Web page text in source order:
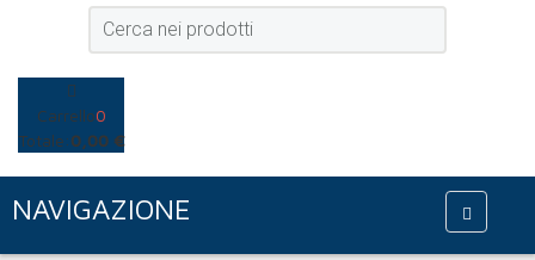
Carrello0
Totale:0,00 €
NAVIGAZIONE